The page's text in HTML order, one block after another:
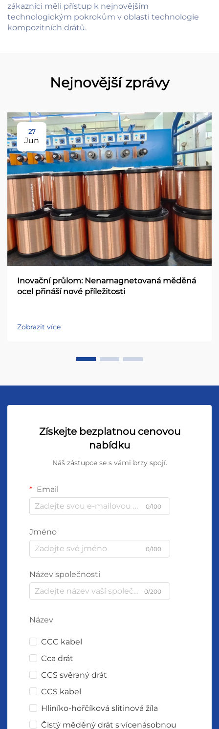
zákazníci měli přístup k nejnovějším
technologickým pokrokům v oblasti technologie
kompozitních drátů.
Nejnovější zprávy
27
Jun
Inovační průlom: Nenamagnetovaná měděná
ocel přináší nové příležitosti
Zobrazit více
Získejte bezplatnou cenovou
nabídku
Náš zástupce se s vámi brzy spojí.
Email
0/100
Jméno
0/100
Název společnosti
0/200
Název
CCC kabel
Cca drát
CCS svěraný drát
CCS kabel
Hliníko-hořčíková slitinová žíla
Čistý měděný drát s vícenásobnou